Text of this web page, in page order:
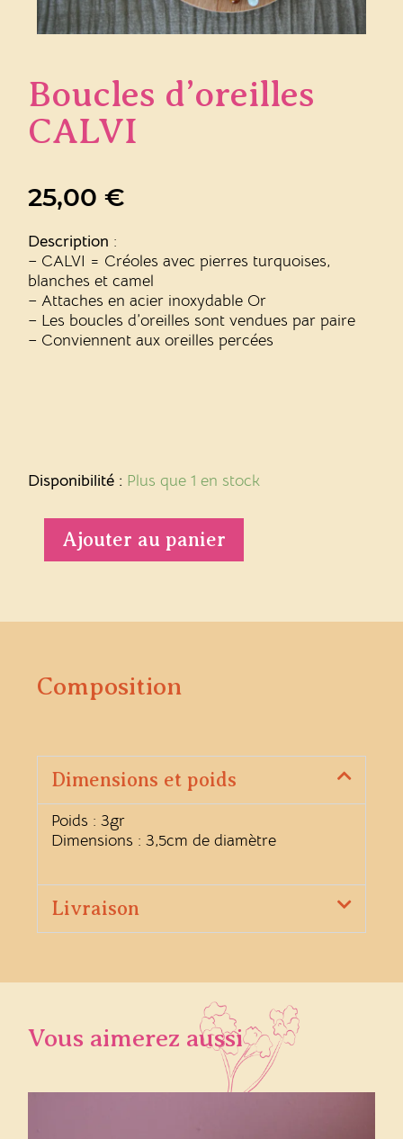
Boucles d’oreilles
CALVI
25,00€
Description :
– CALVI = Créoles avec pierres turquoises,
blanches et camel
– Attaches en acier inoxydable Or
– Les boucles d’oreilles sont vendues par paire
– Conviennent aux oreilles percées
Disponibilité : Plus que 1 en stock
de
d'oreilles
CALVIAjouter au panier
Composition
Dimensions et poids
Poids : 3gr
Dimensions : 3,5cm de diamètre
Livraison
Vous aimerez aussi